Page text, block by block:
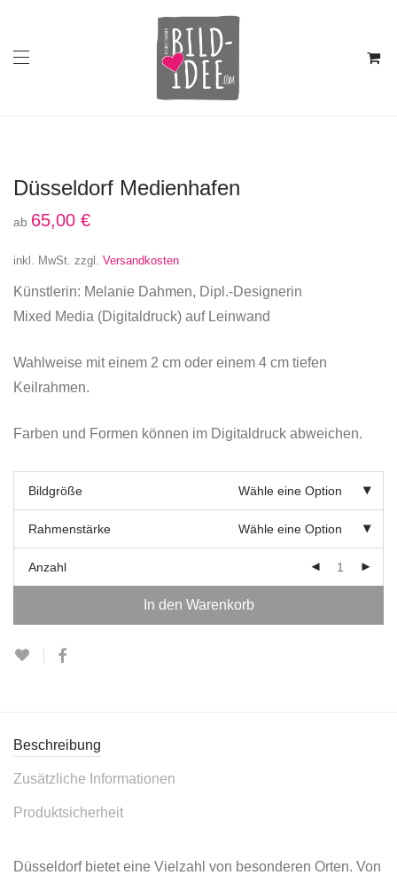
Düsseldorf Medienhafen
ab 65,00 €
inkl. MwSt. zzgl. Versandkosten
Künstlerin: Melanie Dahmen, Dipl.-Designerin
Mixed Media (Digitaldruck) auf Leinwand
Wahlweise mit einem 2 cm oder einem 4 cm tiefen
Keilrahmen.
Farben und Formen können im Digitaldruck abweichen.
Bildgröße Wähle eine Option
Rahmenstärke Wähle eine Option
Anzahl
In den Warenkorb
Beschreibung
Zusätzliche Informationen
Produktsicherheit
Düsseldorf bietet eine Vielzahl von besonderen Orten. Von